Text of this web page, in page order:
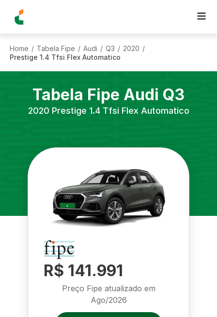
Home / Tabela Fipe / Audi / Q3 / 2020 /
Prestige 1.4 Tfsi Flex Automatico
Tabela Fipe Audi Q3
2020 Prestige 1.4 Tfsi Flex Automatico
R$ 141.991
Preço Fipe atualizado em
Ago/2026